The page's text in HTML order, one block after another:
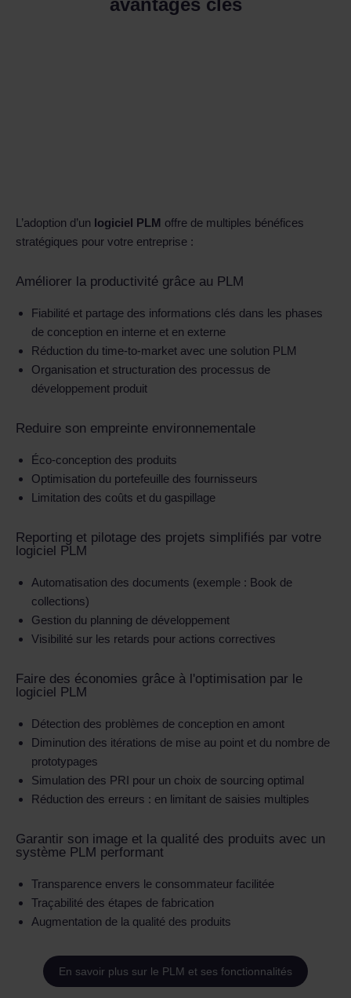
avantages clés
L’adoption d’un logiciel PLM offre de multiples bénéfices
stratégiques pour votre entreprise :
Améliorer la productivité grâce au PLM
Fiabilité et partage des informations clés dans les phases
de conception en interne et en externe
Réduction du time-to-market avec une solution PLM
Organisation et structuration des processus de
développement produit
Reduire son empreinte environnementale
Éco-conception des produits
Optimisation du portefeuille des fournisseurs
Limitation des coûts et du gaspillage
Reporting et pilotage des projets simplifiés par votre
logiciel PLM
Automatisation des documents (exemple : Book de
collections)
Gestion du planning de développement
Visibilité sur les retards pour actions correctives
Faire des économies grâce à l'optimisation par le
logiciel PLM
Détection des problèmes de conception en amont
Diminution des itérations de mise au point et du nombre de
prototypages
Simulation des PRI pour un choix de sourcing optimal
Réduction des erreurs : en limitant de saisies multiples
Garantir son image​ et la qualité des produits avec un
système PLM performant ​​
Transparence envers le consommateur facilitée
Traçabilité des étapes de fabrication
Augmentation de la qualité des produits
En savoir plus sur le PLM et ses fonctionnalités